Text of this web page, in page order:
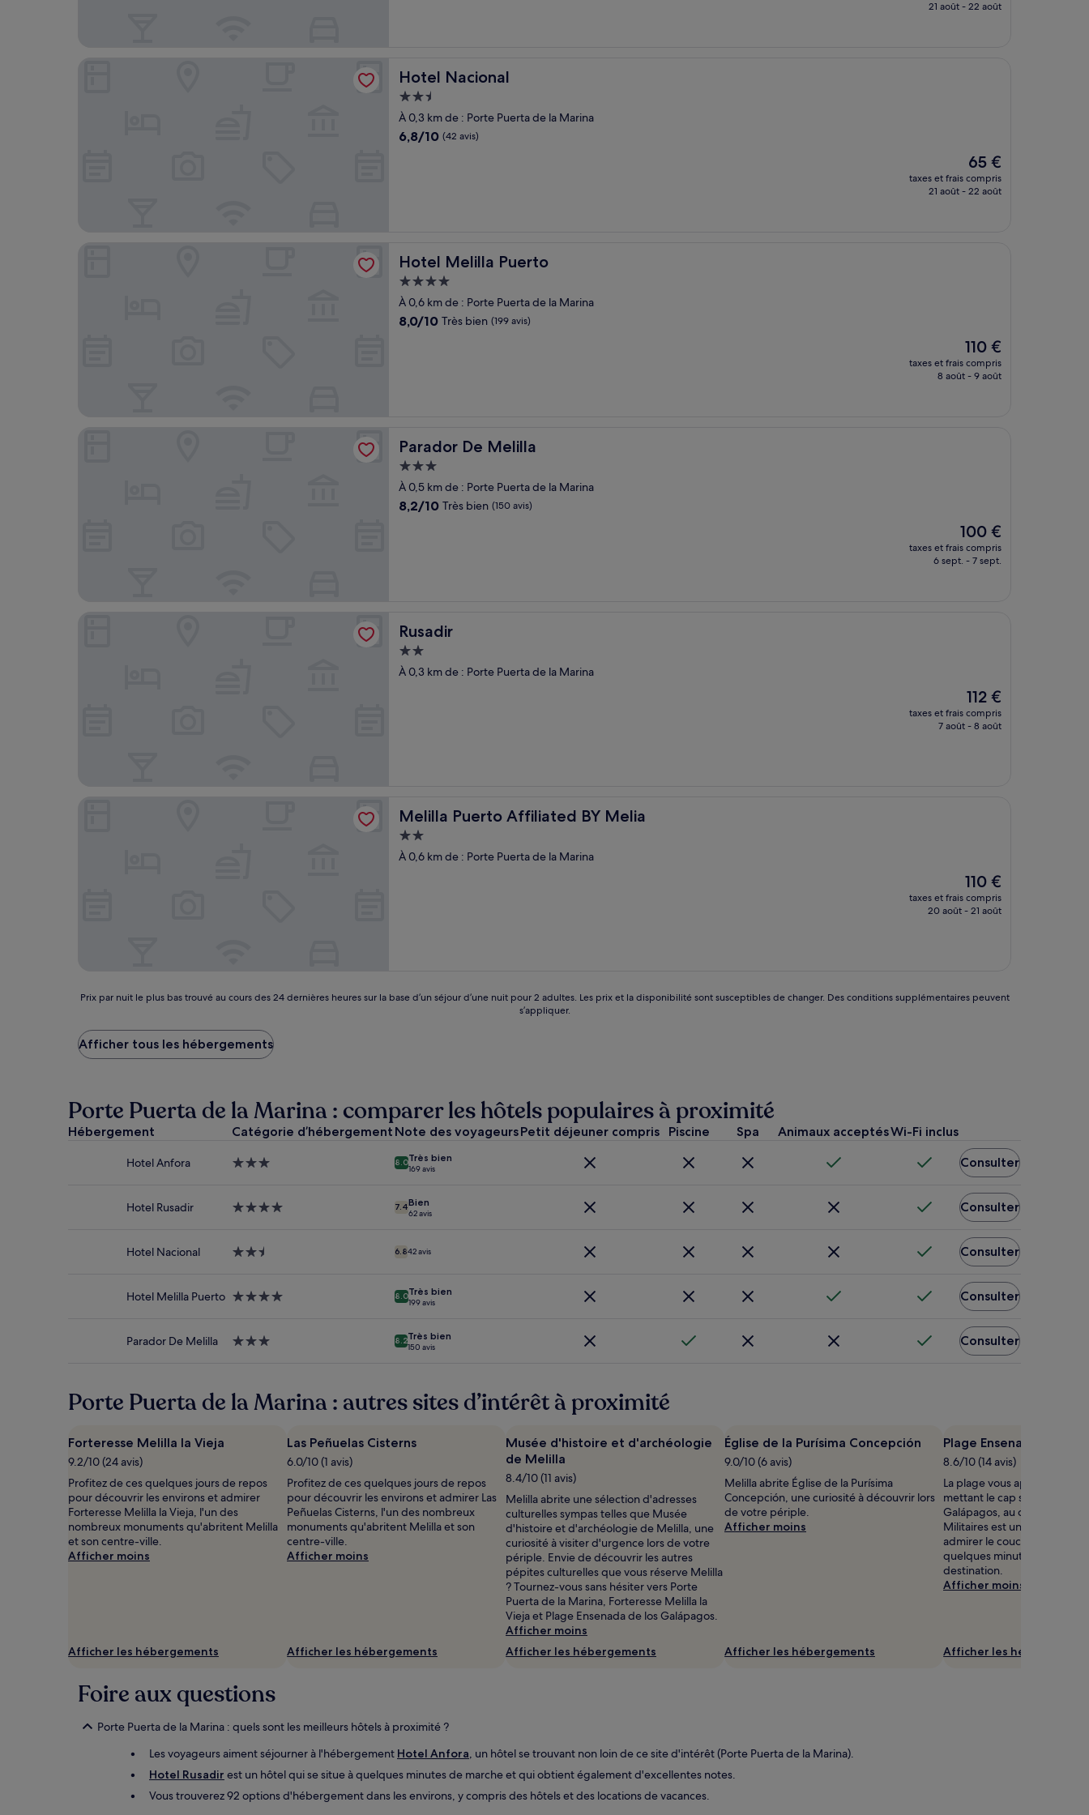
prix
21 août - 22 août
Hotel Nacional
Hotel Nacional
Hébergement
2.5 étoiles
À 0,3 km de : Porte Puerta de la Marina
6.8
6,8/10 (42 avis)
Le
nouveau
prix
65 €
taxes et frais compris
21 août - 22 août
Hotel Melilla Puerto
Hotel Melilla Puerto
Hébergement
4.0 étoiles
À 0,6 km de : Porte Puerta de la Marina
8.0
8,0/10 Très bien (199 avis)
Le
nouveau
prix
110 €
taxes et frais compris
8 août - 9 août
Parador De Melilla
Parador De Melilla
Hébergement
3.0 étoiles
À 0,5 km de : Porte Puerta de la Marina
8.2
8,2/10 Très bien (150 avis)
Le
nouveau
prix
100 €
taxes et frais compris
6 sept. - 7 sept.
Rusadir
Rusadir
Hébergement
2.0 étoiles
À 0,3 km de : Porte Puerta de la Marina
Le
nouveau
prix
112 €
taxes et frais compris
7 août - 8 août
Melilla Puerto Affiliated BY Melia
Melilla Puerto Affiliated BY Melia
Hébergement
2.0 étoiles
À 0,6 km de : Porte Puerta de la Marina
Le
nouveau
prix
110 €
taxes et frais compris
20 août - 21 août
Prix
nuit
le
plus
au
cours
des
24 dernières
susceptibles
de
Des
conditions
supplémentaires
peuvent
s’appliquer.
Prix par nuit le plus bas trouvé au cours des 24 dernières heures sur la base d’un séjour d’une nuit pour 2 adultes. Les prix et la disponibilité sont susceptibles de changer. Des conditions supplémentaires peuvent
s’appliquer.
Afficher tous les hébergements
Porte Puerta de la Marina : comparer les hôtels populaires à proximité
Hébergement Catégorie d’hébergement Note des voyageursPetit déjeuner compris Piscine Spa Animaux acceptésWi-Fi inclus
Hotel Anfora
Hébergement
8.0Très bien
169 avis Consulter
Hotel Rusadir
Hébergement
7.4Bien
62 avis Consulter
Hotel Nacional
Hébergement
6.842 avis Consulter
Hotel Melilla Puerto Hébergement
8.0Très bien
199 avis Consulter
Parador De Melilla
Hébergement
8.2Très bien
150 avis Consulter
Porte Puerta de la Marina : autres sites d’intérêt à proximité
Forteresse Melilla la Vieja
9.2/10 (24 avis)
Profitez de ces quelques jours de repos
pour découvrir les environs et admirer
Forteresse Melilla la Vieja, l'un des
nombreux monuments qu'abritent Melilla
et son centre-ville.
Afficher moins
Afficher les hébergements
Las Peñuelas Cisterns
6.0/10 (1 avis)
Profitez de ces quelques jours de repos
pour découvrir les environs et admirer Las
Peñuelas Cisterns, l'un des nombreux
monuments qu'abritent Melilla et son
centre-ville.
Afficher moins
Afficher les hébergements
Musée d'histoire et d'archéologie
de Melilla
8.4/10 (11 avis)
Melilla abrite une sélection d'adresses
culturelles sympas telles que Musée
d'histoire et d'archéologie de Melilla, une
curiosité à visiter d'urgence lors de votre
périple. Envie de découvrir les autres
pépites culturelles que vous réserve Melilla
? Tournez-vous sans hésiter vers Porte
Puerta de la Marina, Forteresse Melilla la
Vieja et Plage Ensenada de los Galápagos.
Afficher moins
Afficher les hébergements
Église de la Purísima Concepción
9.0/10 (6 avis)
Melilla abrite Église de la Purísima
Concepción, une curiosité à découvrir lors
de votre périple.
Afficher moins
Afficher les hébergements
Plage Ensenada de los
8.6/10 (14 avis)
La plage vous appelle ?
mettant le cap sur Plage
Galápagos, au cœur de
Militaires est un recoin de
admirer le coucher de soleil
quelques minutes de
destination.
Afficher moins
Afficher les
Foire aux questions
Porte Puerta de la Marina : quels sont les meilleurs hôtels à proximité ?
Les voyageurs aiment séjourner à l'hébergement Hotel Anfora, un hôtel se trouvant non loin de ce site d'intérêt (Porte Puerta de la Marina).
Hotel Rusadir est un hôtel qui se situe à quelques minutes de marche et qui obtient également d'excellentes notes.
Vous trouverez 92 options d'hébergement dans les environs, y compris des hôtels et des locations de vacances.